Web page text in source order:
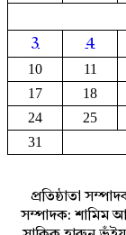
3
4
10
11
17
18
24
25
31
প্রতিষ্ঠাতা
সম্পাদক: শামিম